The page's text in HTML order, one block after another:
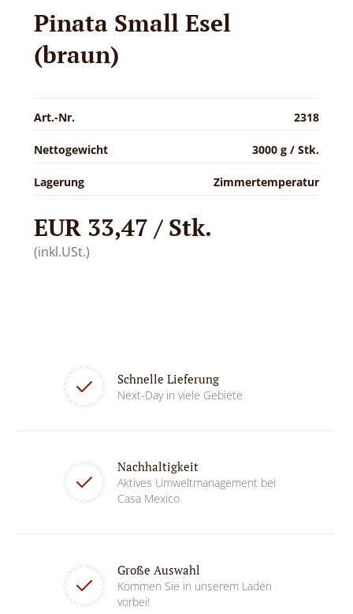
Pinata Small Esel
(braun)
Art.-Nr. 2318
Nettogewicht 3000 g / Stk.
Lagerung Zimmertemperatur
EUR 33,47 / Stk.
(inkl.USt.)
Schnelle Lieferung
Next-Day in viele Gebiete
Nachhaltigkeit
Aktives Umweltmanagement bei
Casa Mexico
Große Auswahl
Kommen Sie in unserem Laden
vorbei!